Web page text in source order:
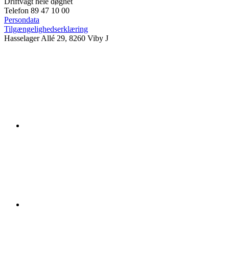
Telefon 89 47 10 00
Persondata
Tilgængelighedserklæring
Hasselager Allé 29, 8260 Viby J